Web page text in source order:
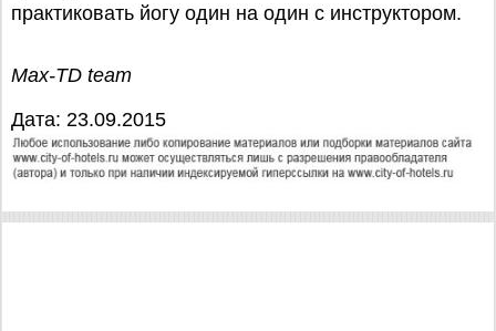
практиковать йогу один на один с инструктором.
Max-TD team
Дата: 23.09.2015